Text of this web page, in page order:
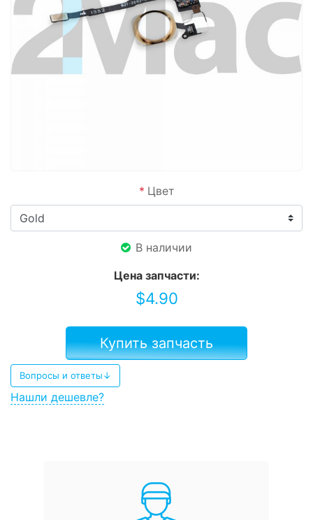
* Цвет
В наличии
Цена запчасти:
$4.90
Купить запчасть
Вопросы и ответы↓
Нашли дешевле?